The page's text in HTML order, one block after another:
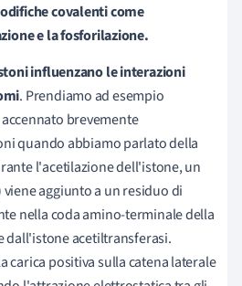
covalenti come
e la fosforilazione.
influenzano le interazioni
. Prendiamo ad esempio
brevemente
quando abbiamo parlato della
l'acetilazione dell'istone, un
viene aggiunto a un residuo di
nella coda amino-terminale della
dall'istone acetiltransferasi.
carica positiva sulla catena laterale